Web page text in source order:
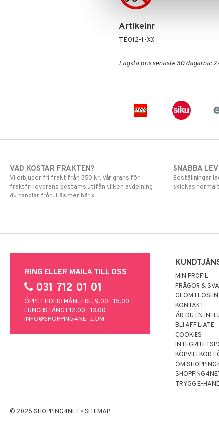
Artikelnr
TEO12-1-XX
Lägsta pris senaste 30 dagarna:
VAD KOSTAR FRAKTEN?
Vi erbjuder fri frakt från 350 kr. Vår gräns för
fraktfri leverans bestäms utifån vilken avdelning
du handlar från. Läs mer här »
SNABBA
Beställningar
skickas
RING ELLER MAILA TILL OSS
031 712 01 01
ÖPPETTIDER: MÅN.-FRE. 9.00 - 15.00
LUNCHSTÄNGT 12.00 - 13.00
INFO@SHOPPING4NET.COM
MIN PROFIL
FRÅGOR &
GLÖMT
KONTAKT
ÄR DU EN
BLI AFFILIATE
COOKIES
KÖPVILLKOR
OM
TRYGG E-
© 2026 SHOPPING4NET • SITEMAP